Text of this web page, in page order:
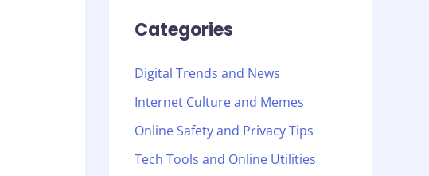
Categories
Digital Trends and News
Internet Culture and Memes
Online Safety and Privacy Tips
Tech Tools and Online Utilities